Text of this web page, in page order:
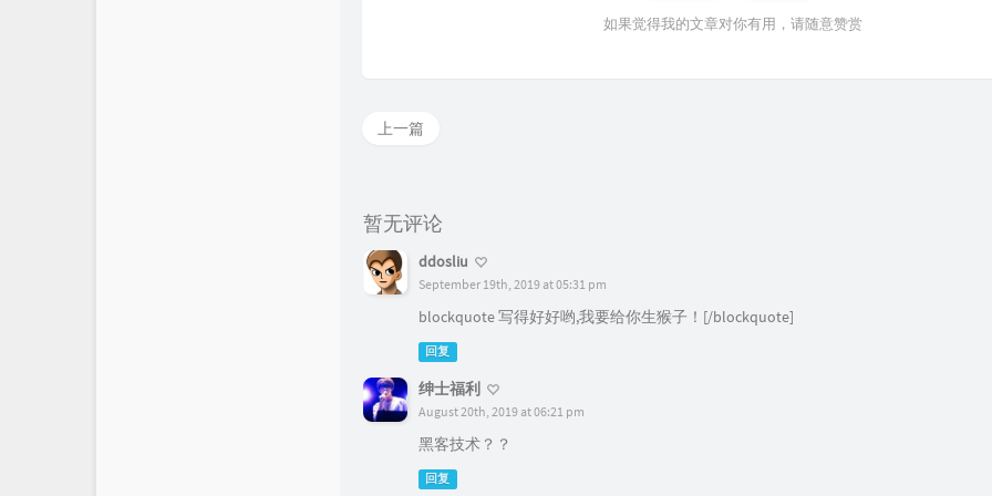
如果觉得我的文章对你有用，请随意赞赏
上一篇
暂无评论
ddosliu
September 19th, 2019 at 05:31 pm
blockquote 写得好好哟,我要给你生猴子！[/blockquote]
回复
绅士福利
August 20th, 2019 at 06:21 pm
黑客技术？？
回复